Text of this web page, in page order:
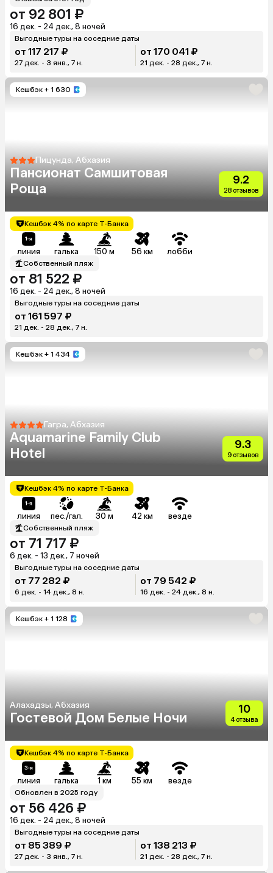
от 92 801 ₽
16 дек. - 24 дек., 8 ночей
Выгодные туры на соседние даты
от 117 217 ₽
27 дек. - 3 янв., 7 н.
от 170 041 ₽
21 дек. - 28 дек., 7 н.
Кешбэк + 1 630
Пицунда, Абхазия
Пансионат Самшитовая
Роща
9.2
28 отзывов
Кешбэк 4% по карте Т-Банка
линия галька 150 м 56 км лобби
Собственный пляж
от 81 522 ₽
16 дек. - 24 дек., 8 ночей
Выгодные туры на соседние даты
от 161 597 ₽
21 дек. - 28 дек., 7 н.
Кешбэк + 1 434
Гагра, Абхазия
Aquamarine Family Club
Hotel
9.3
9 отзывов
Кешбэк 4% по карте Т-Банка
линия пес./гал. 30 м 42 км везде
Собственный пляж
от 71 717 ₽
6 дек. - 13 дек., 7 ночей
Выгодные туры на соседние даты
от 77 282 ₽
6 дек. - 14 дек., 8 н.
от 79 542 ₽
16 дек. - 24 дек., 8 н.
Кешбэк + 1 128
Алахадзы, Абхазия
Гостевой Дом Белые Ночи
10
4 отзыва
Кешбэк 4% по карте Т-Банка
линия галька 1 км 55 км везде
Обновлен в 2025 году
от 56 426 ₽
16 дек. - 24 дек., 8 ночей
Выгодные туры на соседние даты
от 85 389 ₽
27 дек. - 3 янв., 7 н.
от 138 213 ₽
21 дек. - 28 дек., 7 н.